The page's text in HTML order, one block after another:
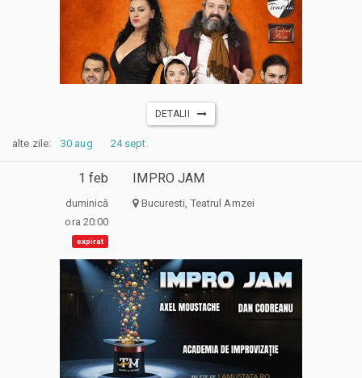
DETALII
alte zile: 30 aug 24 sept
1 feb
duminică
ora 20:00
expirat
IMPRO JAM
Bucuresti, Teatrul Amzei